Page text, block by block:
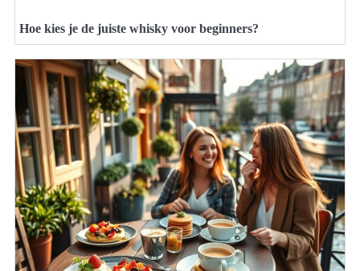
Hoe kies je de juiste whisky voor beginners?